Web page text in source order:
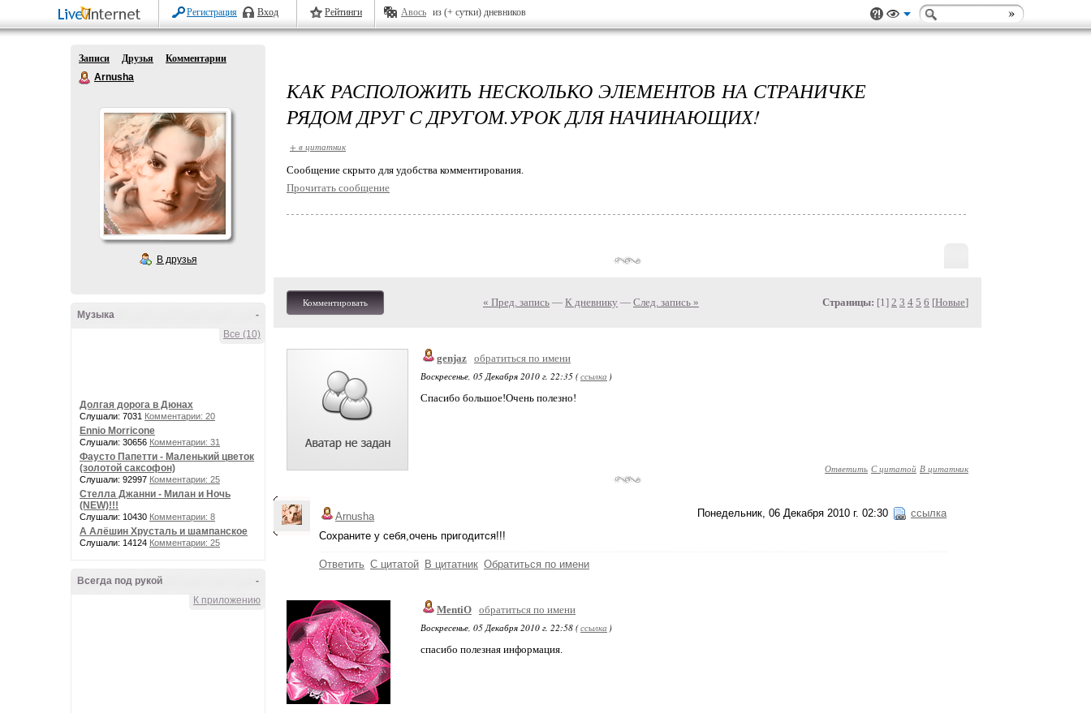
Регистрация Вход Рейтинги Авось из (+ сутки) дневников
Записи Друзья
Комментарии
Arnusha
В друзья
-
Музыка
Все (10)
Долгая дорога в Дюнах
Слушали: 7031 Комментарии: 20
Ennio Morricone
Слушали: 30656 Комментарии: 31
Фаусто Папетти - Маленький цветок
(золотой саксофон)
Слушали: 92997 Комментарии: 25
Стелла Джанни - Милан и Ночь
(NEW)!!!
Слушали: 10430 Комментарии: 8
А Алёшин Хрусталь и шампанское
Слушали: 14124 Комментарии: 25
-
Всегда под рукой
К приложению
КАК РАСПОЛОЖИТЬ НЕСКОЛЬКО ЭЛЕМЕНТОВ НА СТРАНИЧКЕ
РЯДОМ ДРУГ С ДРУГОМ.УРОК ДЛЯ НАЧИНАЮЩИХ!
+ в цитатник
Cообщение скрыто для удобства комментирования.
Прочитать сообщение
Комментировать « Пред. запись — К дневнику — След. запись » Страницы: [1] 2 3 4 5 6 [Новые]
genjaz обратиться по имени
Воскресенье, 05 Декабря 2010 г. 22:35 (ссылка )
Спасибо большое!Очень полезно!
Ответить С цитатой В цитатник
Понедельник, 06 Декабря 2010 г. 02:30 ссылка
Arnusha
Сохраните у себя,очень пригодится!!!
Ответить С цитатой В цитатник Обратиться по имени
MentiO обратиться по имени
Воскресенье, 05 Декабря 2010 г. 22:58 (ссылка )
спасибо полезная информация.